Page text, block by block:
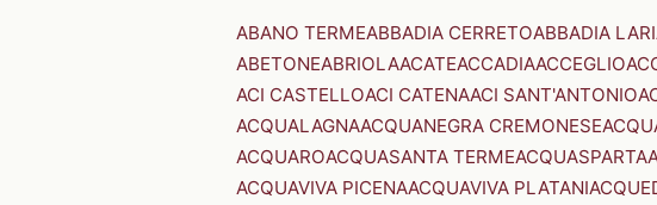
ABANO TERMEABBADIA CERRETOABBADIA
ABETONEABRIOLAACATEACCADIAACCEGLIO
ACI CASTELLOACI CATENAACI SANT'ANTONIO
ACQUALAGNAACQUANEGRA CREMONESE
ACQUAROACQUASANTA TERMEACQUASPARTA
ACQUAVIVA PICENAACQUAVIVA PLATANI